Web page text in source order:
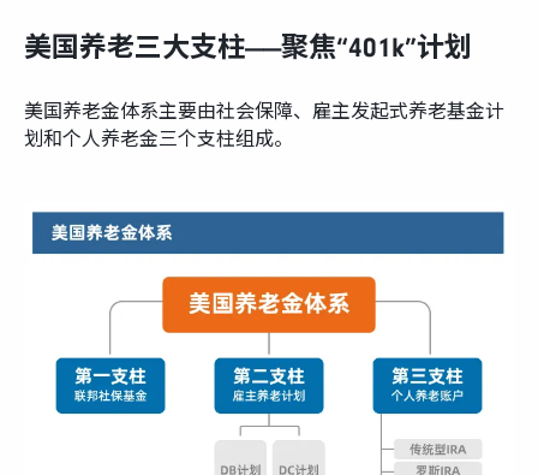
招贤纳士
多元化和包容性
美国养老三大支柱——聚焦“401k”计划
美国养老金体系主要由社会保障、雇主发起式养老基金计
划和个人养老金三个支柱组成。